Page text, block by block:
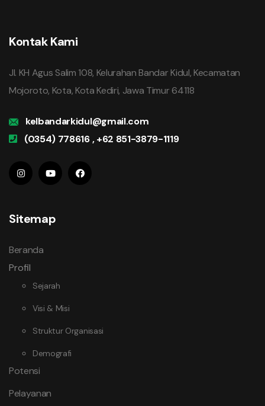
Kontak Kami
Jl. KH Agus Salim 108, Kelurahan Bandar Kidul, Kecamatan
Mojoroto, Kota, Kota Kediri, Jawa Timur 64118
kelbandarkidul@gmail.com
(0354) 778616 , +62 851-3879-1119
Sitemap
Beranda
Profil
Sejarah
Visi & Misi
Struktur Organisasi
Demografi
Potensi
Pelayanan